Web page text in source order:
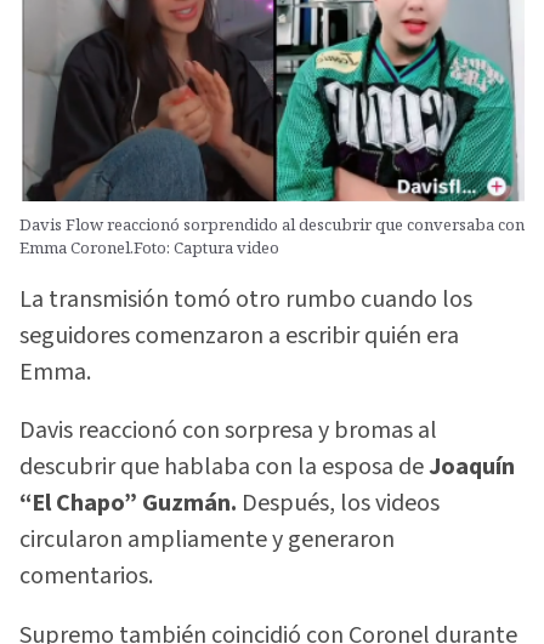
Davis Flow reaccionó sorprendido al descubrir que conversaba con
Emma Coronel.Foto: Captura video
La transmisión tomó otro rumbo cuando los
seguidores comenzaron a escribir quién era
Emma.
Davis reaccionó con sorpresa y bromas al
descubrir que hablaba con la esposa deJoaquín
“El Chapo” Guzmán. Después, los videos
circularon ampliamente y generaron
comentarios.
Supremo también coincidió con Coronel durante